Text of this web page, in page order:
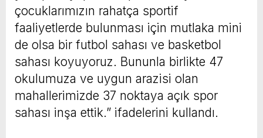
çocuklarımızın rahatça sportif
faaliyetlerde bulunması için mutlaka mini
de olsa bir futbol sahası ve basketbol
sahası koyuyoruz. Bununla birlikte 47
okulumuza ve uygun arazisi olan
mahallerimizde 37 noktaya açık spor
sahası inşa ettik.” ifadelerini kullandı.